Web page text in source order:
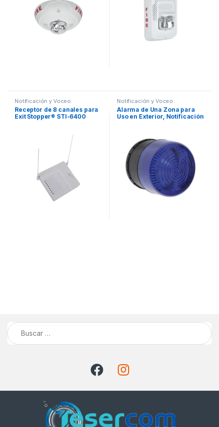
Notificación y Voceo
Receptor de 8 canales para
Exit Stopper® STI-6400
Notificación y Voceo
Alarma de Una Zona para
Uso en Exterior, Notificación
Buscar: